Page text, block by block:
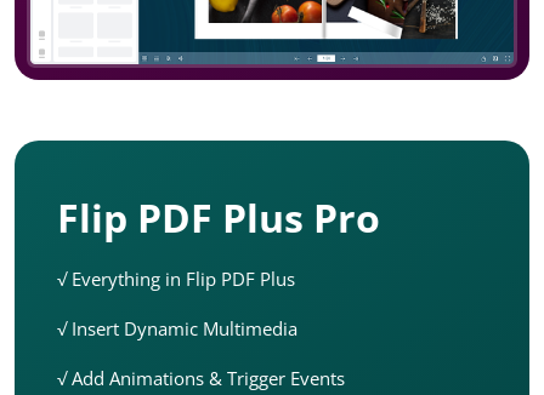
Flip PDF Plus Pro
√ Everything in Flip PDF Plus
√ Insert Dynamic Multimedia
√ Add Animations & Trigger Events